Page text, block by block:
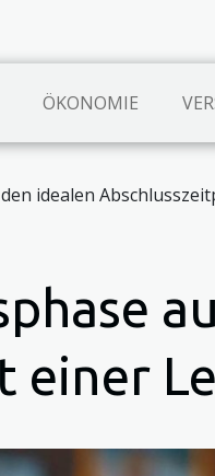
ÖKONOMIE
idealen
einer